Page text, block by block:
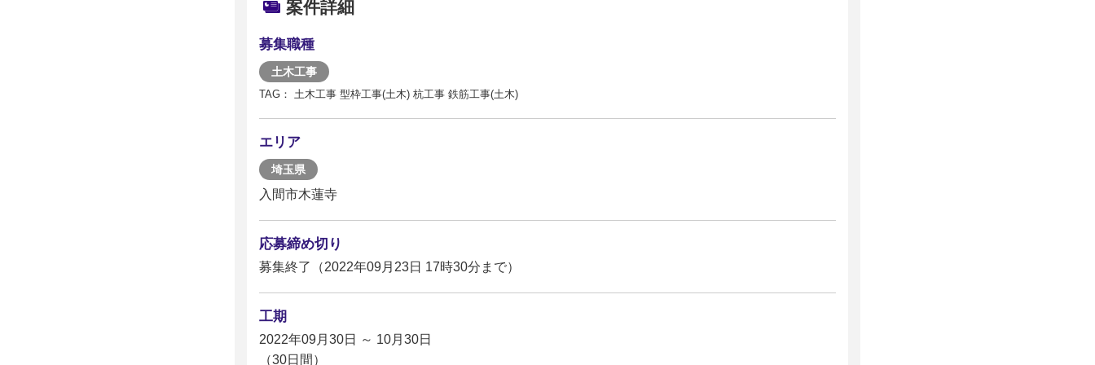
案件詳細
募集職種
土木工事
TAG： 土木工事 型枠工事(土木) 杭工事 鉄筋工事(土木)
エリア
埼玉県
入間市木蓮寺
応募締め切り
募集終了（2022年09月23日 17時30分まで）
工期
2022年09月30日 ～ 10月30日
（30日間）